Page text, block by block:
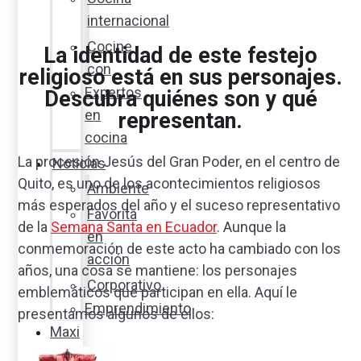
internacional
Cocine
con
Expertos
en
cocina
Noticias
Ambiente
Favorita
en
acción
Corporativo
Emprendimiento
Maxi
Guía
La identidad de este festejo
religioso está en sus personajes.
Descubra quiénes son y qué
representan.
La procesión Jesús del Gran Poder, en el centro de
Quito, es uno de los acontecimientos religiosos
más esperados del año y el suceso representativo
de la Semana Santa en Ecuador. Aunque la
conmemoración de este acto ha cambiado con los
años, una cosa se mantiene: los personajes
emblemáticos que participan en ella. Aquí le
presentamos algunos de ellos: